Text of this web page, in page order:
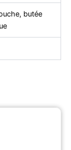
butée